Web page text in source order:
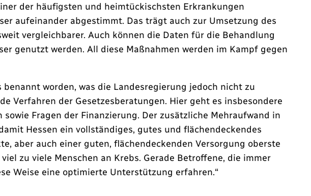
der häufigsten und heimtückischsten Erkrankungen
aufeinander abgestimmt. Das trägt auch zur Umsetzung des
vergleichbarer. Auch können die Daten für die Behandlung
genutzt werden. All diese Maßnahmen werden im Kampf gegen
worden, was die Landesregierung jedoch nicht zu
Verfahren der Gesetzesberatungen. Hier geht es insbesondere
Fragen der Finanzierung. Der zusätzliche Mehraufwand in
Hessen ein vollständiges, gutes und flächendeckendes
aber auch einer guten, flächendeckenden Versorgung oberste
zu viele Menschen an Krebs. Gerade Betroffene, die immer
Weise eine optimierte Unterstützung erfahren.“